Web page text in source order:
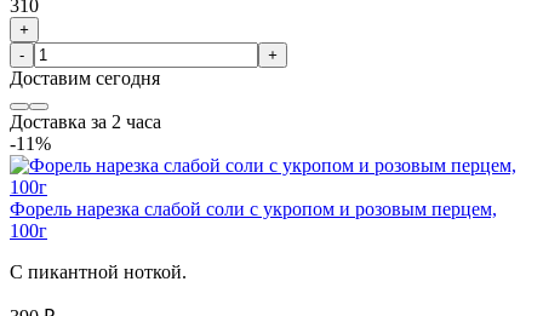
310
+
-
+
Доставим сегодня
Доставка за 2 часа
-11%
Форель нарезка слабой соли с укропом и розовым перцем,
100г
С пикантной ноткой.